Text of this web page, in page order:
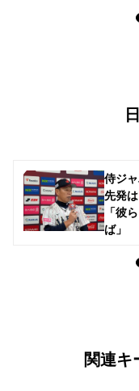
侍ジ
先発
「彼
ば」
関連キ